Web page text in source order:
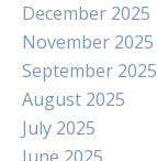
December 2025
November 2025
September 2025
August 2025
July 2025